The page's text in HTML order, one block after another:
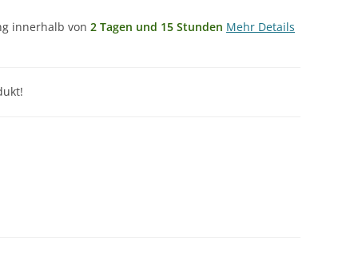
innerhalb von 2 Tagen und 15 Stunden Mehr Details